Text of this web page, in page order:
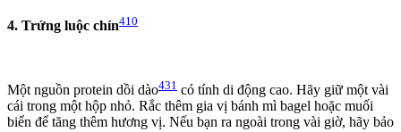
4. Trứng luộc chín410
Một nguồn protein dồi dào431 có tính di động cao. Hãy giữ một vài
cái trong một hộp nhỏ. Rắc thêm gia vị bánh mì bagel hoặc muối
biển để tăng thêm hương vị. Nếu bạn ra ngoài trong vài giờ, hãy bảo